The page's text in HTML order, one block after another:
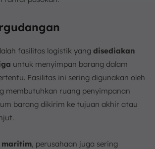
fasilitas logistik yang disediakan
untuk menyimpan barang dalam
Fasilitas ini sering digunakan oleh
membutuhkan ruang penyimpanan
barang dikirim ke tujuan akhir atau
maritim, perusahaan juga sering